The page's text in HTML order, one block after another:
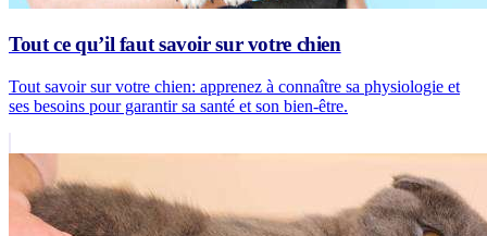
Tout ce qu’il faut savoir sur votre chien
Tout savoir sur votre chien: apprenez à connaître sa physiologie et
ses besoins pour garantir sa santé et son bien-être.